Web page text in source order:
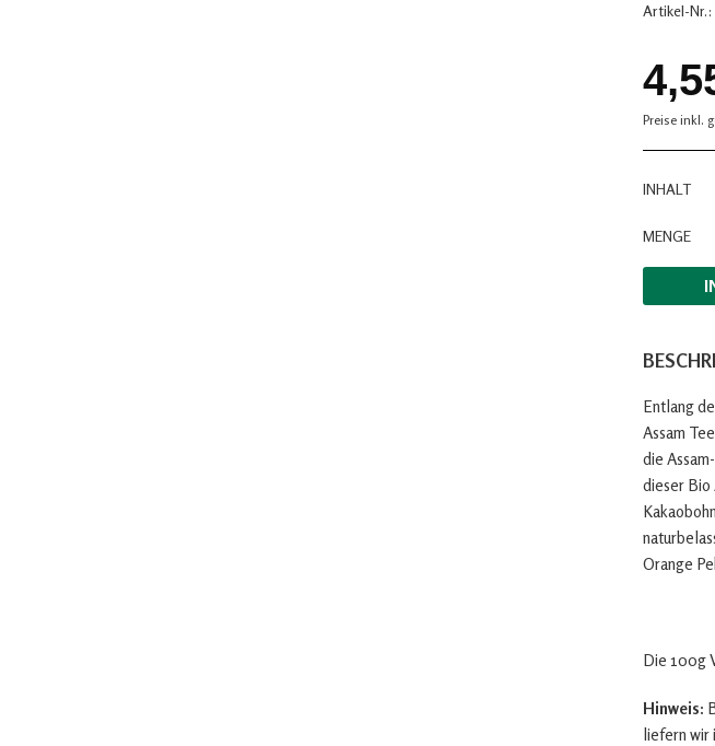
Artikel-Nr.:
Preise inkl.
INHALT
MENGE
Entlang
Assam
die
dieser Bio
Orange
Die 100g
Hinweis:
liefern wir